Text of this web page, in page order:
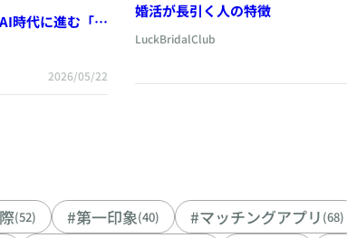
時代に進む「静
2026/05/22
婚活が長引く人の特徴
LuckBridalClub
(52) #第一印象(40) #マッチングアプリ (68)